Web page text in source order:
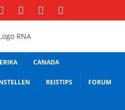
CANADA
REISTIPS FORUM